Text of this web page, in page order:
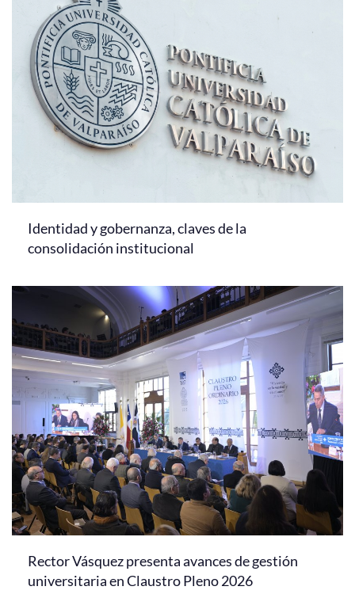
Identidad y gobernanza, claves de la
consolidación institucional
Rector Vásquez presenta avances de gestión
universitaria en Claustro Pleno 2026